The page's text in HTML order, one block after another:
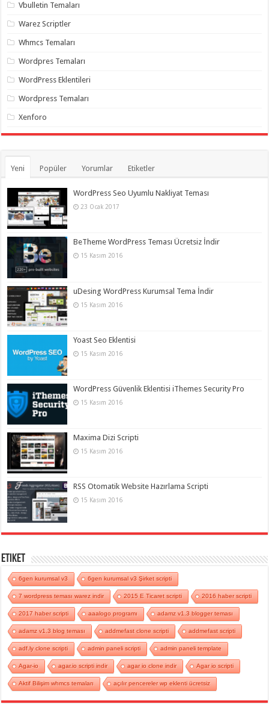
Vbulletin Temaları
Warez Scriptler
Whmcs Temaları
Wordpres Temaları
WordPress Eklentileri
Wordpress Temaları
Xenforo
Yeni Popüler Yorumlar Etiketler
WordPress Seo Uyumlu Nakliyat Teması
23 Ocak 2017
BeTheme WordPress Teması Ücretsiz İndir
15 Kasım 2016
uDesing WordPress Kurumsal Tema İndir
15 Kasım 2016
Yoast Seo Eklentisi
15 Kasım 2016
WordPress Güvenlik Eklentisi iThemes Security Pro
15 Kasım 2016
Maxima Dizi Scripti
15 Kasım 2016
RSS Otomatik Website Hazırlama Scripti
15 Kasım 2016
Etiket
6gen kurumsal v3 6gen kurumsal v3 Şirket scripti
7 wordpress teması warez indir 2015 E Ticaret scripti 2016 haber scripti
2017 haber scripti aaalogo programı adamz v1.3 blogger teması
adamz v1.3 blog teması addmefast clone scripti addmefast scripti
adf.ly clone scripti admin paneli scripti admin paneli template
Agar-io agar.io scripti indir agar io clone indir Agar io scripti
Aktif Bilişim whmcs temaları açılır pencereler wp eklenti ücretsiz